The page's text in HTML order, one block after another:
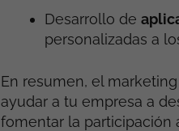
Desarrollo de
personalizadas a
En resumen, el
ayudar a tu empresa a
fomentar la participación